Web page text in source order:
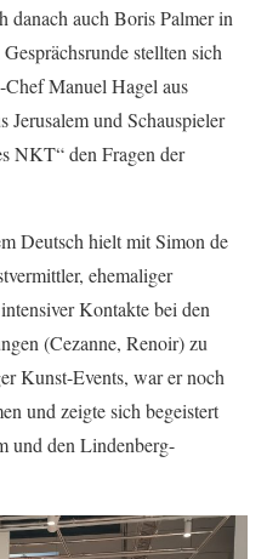
danach auch Boris Palmer in
stellten sich
Manuel Hagel aus
und Schauspieler
NKT“ den Fragen der
Deutsch hielt mit Simon de
ehemaliger
Kontakte bei den
(Cezanne, Renoir) zu
Kunst-Events, war er noch
und zeigte sich begeistert
und den Lindenberg-